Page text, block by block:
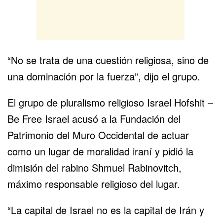
“No se trata de una cuestión religiosa, sino de
una dominación por la fuerza”, dijo el grupo.
El grupo de pluralismo religioso Israel Hofshit –
Be Free Israel acusó a la Fundación del
Patrimonio del Muro Occidental de actuar
como un lugar de moralidad iraní y pidió la
dimisión del rabino Shmuel Rabinovitch,
máximo responsable religioso del lugar.
“La capital de Israel no es la capital de Irán y